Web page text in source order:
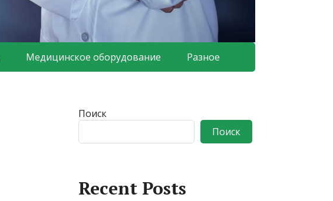
Медицинское оборудование Разное
Поиск
Поиск
Recent Posts